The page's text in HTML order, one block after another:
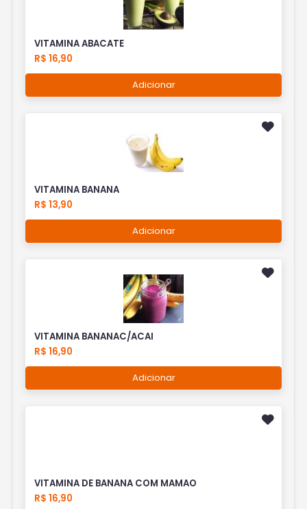
VITAMINA ABACATE
R$ 16,90
Adicionar
VITAMINA BANANA
R$ 13,90
Adicionar
VITAMINA BANANAC/ACAI
R$ 16,90
Adicionar
VITAMINA DE BANANA COM MAMAO
R$ 16,90